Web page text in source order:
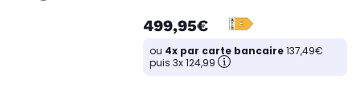
499,95€
ou 4x par carte bancaire137,49€
puis 3x 124,99